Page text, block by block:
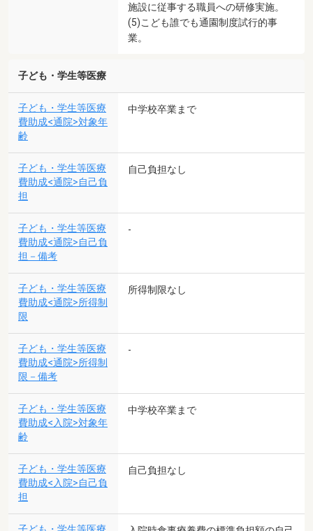
施設に従事する職員への研修実施。
(5)こども誰でも通園制度試行的事
業。
子ども・学生等医療
子ども・学生等医療
費助成<通院>対象年
齢
中学校卒業まで
子ども・学生等医療
費助成<通院>自己負
担
自己負担なし
子ども・学生等医療
費助成<通院>自己負
担－備考
-
子ども・学生等医療
費助成<通院>所得制
限
所得制限なし
子ども・学生等医療
費助成<通院>所得制
限－備考
-
子ども・学生等医療
費助成<入院>対象年
齢
中学校卒業まで
子ども・学生等医療
費助成<入院>自己負
担
自己負担なし